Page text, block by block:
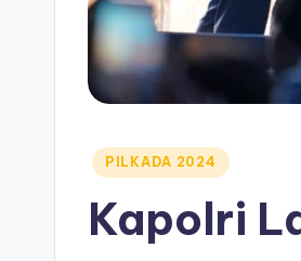
Posted
PILKADA 2024
Kapolri